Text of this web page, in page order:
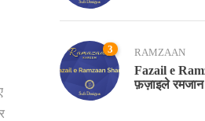
3 RAMZAAN
Fazail e
फ़ज़ाइले